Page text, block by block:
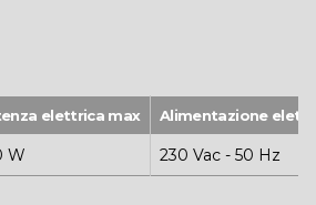
removibile
elettrica max Alimentazione
W 230 Vac - 50 Hz